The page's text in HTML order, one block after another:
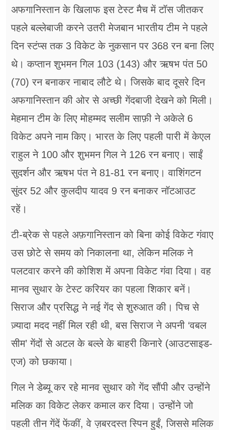
अफगानिस्तान के खिलाफ इस टेस्ट मैच में टॉस जीतकर
पहले बल्लेबाजी करने उतरी मेजबान भारतीय टीम ने पहले
दिन स्टंप्स तक 3 विकेट के नुकसान पर 368 रन बना लिए
थे। कप्तान शुभमन गिल 103 (143) और ऋषभ पंत 50
(70) रन बनाकर नाबाद लौटे थे। जिसके बाद दूसरे दिन
अफगानिस्तान की ओर से अच्छी गेंदबाजी देखने को मिली।
मेहमान टीम के लिए मोहम्मद सलीम साफ़ी ने अकेले 6
विकेट अपने नाम किए। भारत के लिए पहली पारी में केएल
राहुल ने 100 और शुभमन गिल ने 126 रन बनाए। साईं
सुदर्शन और ऋषभ पंत ने 81-81 रन बनाए। वाशिंगटन
सुंदर 52 और कुलदीप यादव 9 रन बनाकर नॉटआउट
रहें।
टी-ब्रेक से पहले अफ़गानिस्तान को बिना कोई विकेट गंवाए
उस छोटे से समय को निकालना था, लेकिन मलिक ने
पलटवार करने की कोशिश में अपना विकेट गंवा दिया। वह
मानव सुथार के टेस्ट करियर का पहला शिकार बनें।
सिराज और प्रसिद्ध ने नई गेंद से शुरुआत की। पिच से
ज़्यादा मदद नहीं मिल रही थी, बस सिराज ने अपनी ‘वबल
सीम’ गेंदों से अटल के बल्ले के बाहरी किनारे (आउटसाइड-
एज) को छकाया।
गिल ने डेब्यू कर रहे मानव सुथार को गेंद सौंपी और उन्होंने
मलिक का विकेट लेकर कमाल कर दिया। उन्होंने जो
पहली तीन गेंदें फेंकीं, वे ज़बरदस्त स्पिन हुईं, जिससे मलिक